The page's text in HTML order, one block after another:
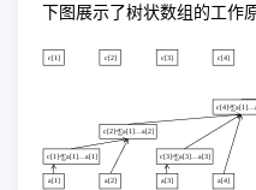
下图展示了树状数组的工作原